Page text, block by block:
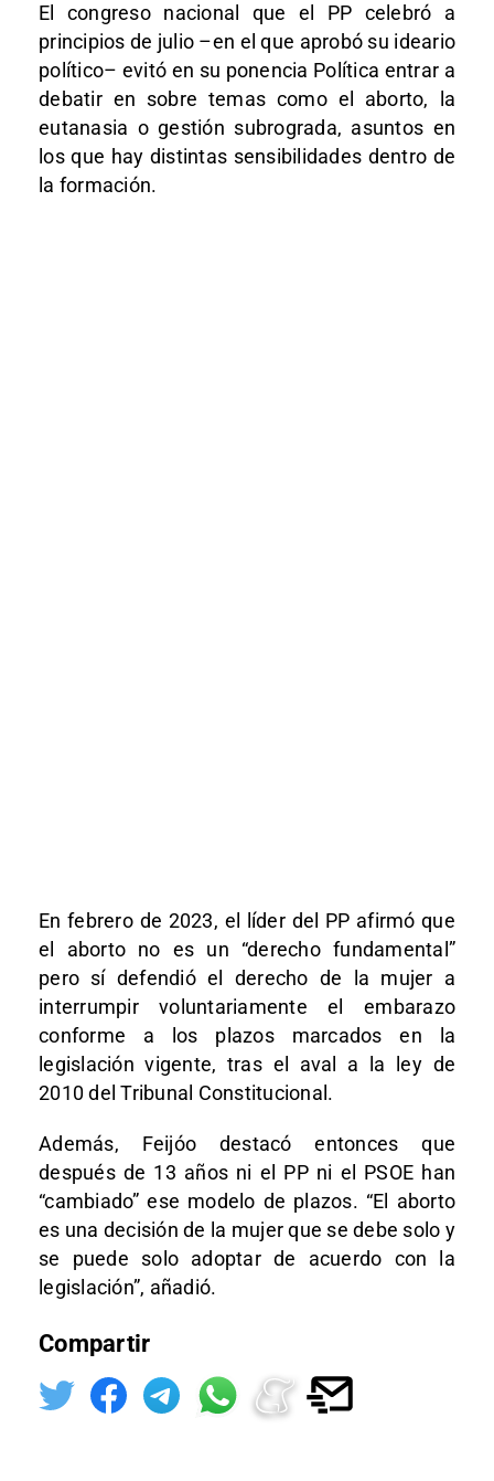
El congreso nacional que el PP celebró a
principios de julio –en el que aprobó su ideario
político– evitó en su ponencia Política entrar a
debatir en sobre temas como el aborto, la
eutanasia o gestión subrograda, asuntos en
los que hay distintas sensibilidades dentro de
la formación.
En febrero de 2023, el líder del PP afirmó que
el aborto no es un “derecho fundamental”
pero sí defendió el derecho de la mujer a
interrumpir voluntariamente el embarazo
conforme a los plazos marcados en la
legislación vigente, tras el aval a la ley de
2010 del Tribunal Constitucional.
Además, Feijóo destacó entonces que
después de 13 años ni el PP ni el PSOE han
“cambiado” ese modelo de plazos. “El aborto
es una decisión de la mujer que se debe solo y
se puede solo adoptar de acuerdo con la
legislación”, añadió.
Compartir